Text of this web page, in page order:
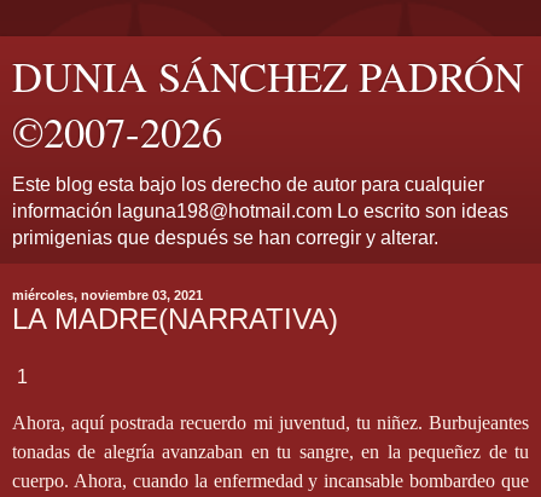
DUNIA SÁNCHEZ PADRÓN
©2007-2026
Este blog esta bajo los derecho de autor para cualquier
información laguna198@hotmail.com Lo escrito son ideas
primigenias que después se han corregir y alterar.
miércoles, noviembre 03, 2021
LA MADRE(NARRATIVA)
1
Ahora, aquí postrada recuerdo mi juventud, tu niñez. Burbujeantes
tonadas de alegría avanzaban en tu sangre, en la pequeñez de tu
cuerpo. Ahora, cuando la enfermedad y incansable bombardeo que